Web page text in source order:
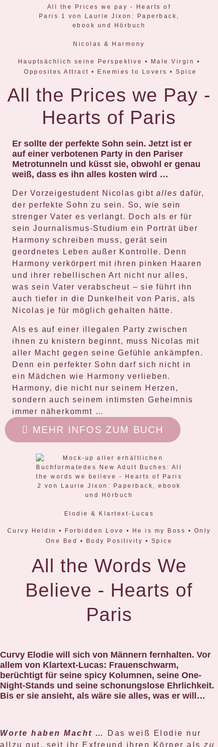
Nicolas & Harmony
Hauptsächlich seine Perspektive • Male Virgin •
Opposites Attract • Enemies to Lovers • Spice
All the Prices we Pay -
Hearts of Paris
Er sollte der perfekte Sohn sein. Jetzt ist er
auf einer verbotenen Party in den Pariser
Metrotunneln und küsst sie, obwohl er genau
weiß, dass es ihn alles kosten wird …
Der Vorzeigestudent Nicolas gibt alles dafür,
der perfekte Sohn zu sein. So, wie sein
strenger Vater es verlangt. Doch als er für
sein Journalismus-Studium ein Porträt über
Harmony schreiben muss, gerät sein
geordnetes Leben außer Kontrolle. Denn
Harmony verkörpert mit ihren pinken Haaren
und ihrer rebellischen Art nicht nur alles,
was sein Vater verabscheut – sie führt ihn
auch tiefer in die Dunkelheit von Paris, als
Nicolas je für möglich gehalten hätte.
Als es auf einer illegalen Party zwischen
ihnen zu knistern beginnt, muss Nicolas mit
aller Macht gegen seine Gefühle ankämpfen.
Denn ein perfekter Sohn darf sich nicht in
ein Mädchen wie Harmony verlieben.
Harmony, die nicht nur seinem Herzen,
sondern auch seinem intimsten Geheimnis
immer näherkommt …
MEHR INFOS ZUM BUCH
Elodie & Klartext-Lucas
Curvy Heldin • Forbidden Love • He is my Boss • Only
One Bed • Body Positivity • Spice
All the Words We
Believe - Hearts of
Paris
Curvy Elodie will sich von Männern fernhalten. Vor
allem von Klartext-Lucas: Frauenschwarm,
berüchtigt für seine spicy Kolumnen, seine One-
Night-Stands und seine schonungslose Ehrlichkeit.
Bis er sie ansieht, als wäre sie alles, was er will…
Worte haben Macht …
Das weiß Elodie nur
allzu gut, seit ihr Exfreund ihren Körper als zu